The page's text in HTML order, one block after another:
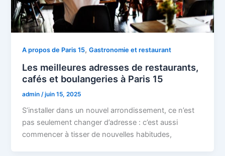
A propos de Paris 15,Gastronomie et restaurant
Les meilleures adresses de restaurants,
cafés et boulangeries à Paris 15
admin /juin 15, 2025
S’installer dans un nouvel arrondissement, ce n’est
pas seulement changer d’adresse : c’est aussi
commencer à tisser de nouvelles habitudes,